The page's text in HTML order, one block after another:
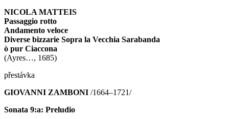
NICOLA MATTEIS
Passaggio rotto
Andamento veloce
Diverse bizzarie Sopra la Vecchia Sarabanda
ò pur Ciaccona
(Ayres…, 1685)
přestávka
GIOVANNI ZAMBONI /1664–1721/
Sonata 9:a: Preludio